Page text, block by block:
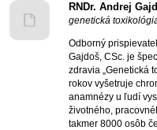
RNDr. Andrej
genetická
Odborný
Gajdoš, CSc. je
zdravia „Genetická
rokov vyšetruje
anamnézy u ľudí
životného,
takmer 8000 osôb